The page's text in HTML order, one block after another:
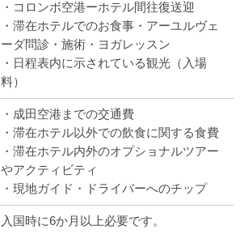
・コロンボ空港ーホテル間往復送迎
・滞在ホテルでのお食事・アーユルヴェ
ーダ問診・施術・ヨガレッスン
・日程表内に示されている観光（入場
料）
・成田空港までの交通費
・滞在ホテル以外での飲食に関する食費
・滞在ホテル内外のオプショナルツアー
やアクティビティ
・現地ガイド・ドライバーへのチップ
入国時に6か月以上必要です。